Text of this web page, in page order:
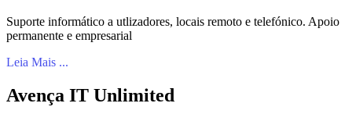
Suporte informático a utlizadores, locais remoto e telefónico. Apoio
permanente e empresarial
Leia Mais ...
Avença IT Unlimited